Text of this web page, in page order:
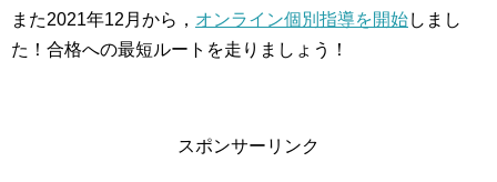
また2021年12月から， オンライン個別指導を開始しまし
た！合格への最短ルートを走りましょう！
スポンサーリンク